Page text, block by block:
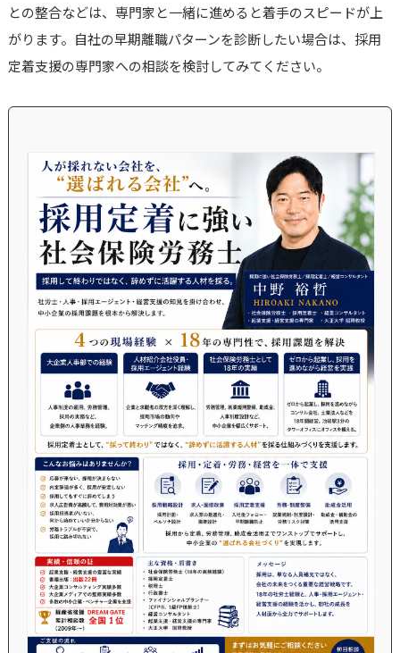
との整合などは、専門家と一緒に進めると着手のスピードが上
がります。自社の早期離職パターンを診断したい場合は、採用
定着支援の専門家への相談を検討してみてください。